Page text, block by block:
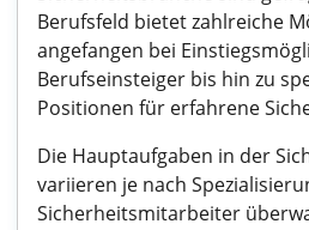
Berufsfeld bietet zahlreiche
angefangen bei
Berufseinsteiger bis hin zu
Positionen für erfahrene
Die Hauptaufgaben in der
variieren je nach
Sicherheitsmitarbeiter